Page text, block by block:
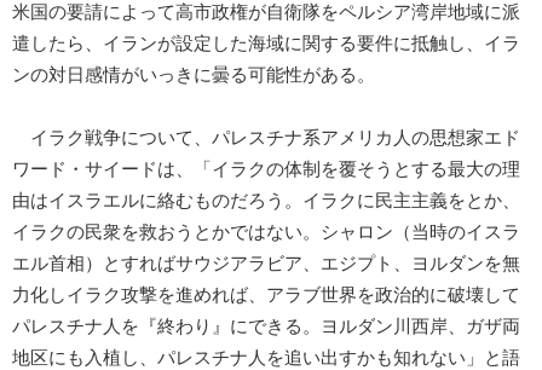
米国の要請によって高市政権が自衛隊をペルシア湾岸地域に派
遣したら、イランが設定した海域に関する要件に抵触し、イラ
ンの対日感情がいっきに曇る可能性がある。
イラク戦争について、パレスチナ系アメリカ人の思想家エド
ワード・サイードは、「イラクの体制を覆そうとする最大の理
由はイスラエルに絡むものだろう。イラクに民主主義をとか、
イラクの民衆を救おうとかではない。シャロン（当時のイスラ
エル首相）とすればサウジアラビア、エジプト、ヨルダンを無
力化しイラク攻撃を進めれば、アラブ世界を政治的に破壊して
パレスチナ人を『終わり』にできる。ヨルダン川西岸、ガザ両
地区にも入植し、パレスチナ人を追い出すかも知れない」と語